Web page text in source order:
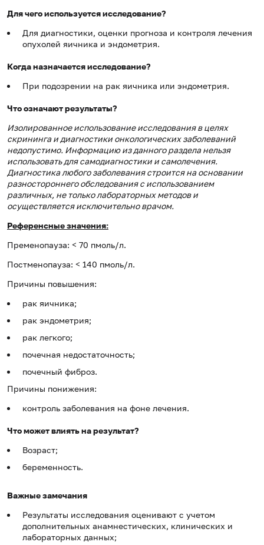
Для чего используется исследование?
Для диагностики, оценки прогноза и контроля лечения
опухолей яичника и эндометрия.
Когда назначается исследование?
При подозрении на рак яичника или эндометрия.
Что означают результаты?
Изолированное использование исследования в целях
скрининга и диагностики онкологических заболеваний
недопустимо. Информацию из данного раздела нельзя
использовать для самодиагностики и самолечения.
Диагностика любого заболевания строится на основании
разностороннего обследования с использованием
различных, не только лабораторных методов и
осуществляется исключительно врачом.
Референсные значения:
Пременопауза: < 70 пмоль/л.
Постменопауза: < 140 пмоль/л.
Причины повышения:
рак яичника;
рак эндометрия;
рак легкого;
почечная недостаточность;
почечный фиброз.
Причины понижения:
контроль заболевания на фоне лечения.
Что может влиять на результат?
Возраст;
беременность.
Важные замечания
Результаты исследования оценивают с учетом
дополнительных анамнестических, клинических и
лабораторных данных;